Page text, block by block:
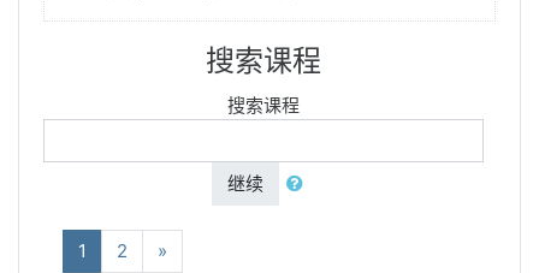
搜索课程
搜索课程
继续
1 (当前)
2 »